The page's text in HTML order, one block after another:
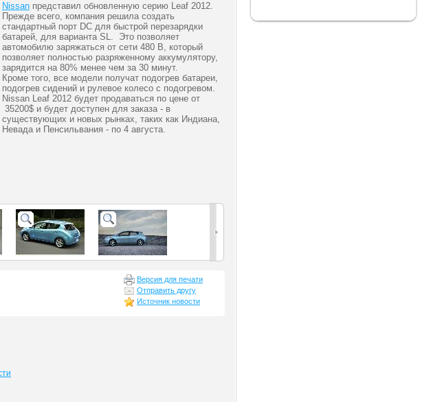
Nissan представил обновленную серию Leaf 2012.
Прежде всего, компания решила создать
стандартный порт DC для быстрой перезарядки
батарей, для варианта SL. Это позволяет
автомобилю заряжаться от сети 480 В, который
позволяет полностью разряженному аккумулятору,
зарядится на 80% менее чем за 30 минут.
Кроме того, все модели получат подогрев батареи,
подогрев сидений и рулевое колесо с подогревом.
Nissan Leaf 2012 будет продаваться по цене от
35200$ и будет доступен для заказа - в
существующих и новых рынках, таких как Индиана,
Невада и Пенсильвания - по 4 августа.
Версия для печати
Отправить другу
Источник новости